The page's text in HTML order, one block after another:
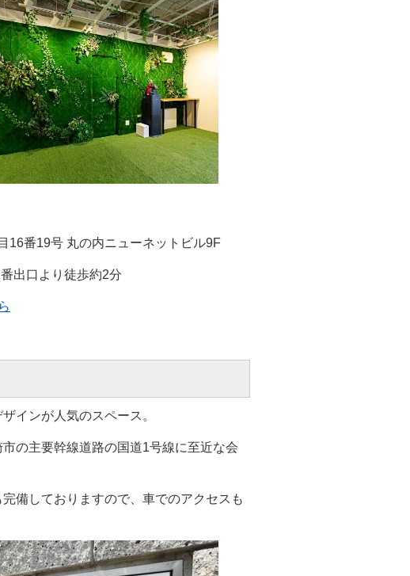
16番19号 丸の内ニューネットビル9F
出口より徒歩約2分
インが人気のスペース 。
の主要幹線道路の国道1号線に至近な会
備しておりますので、車でのアクセスも